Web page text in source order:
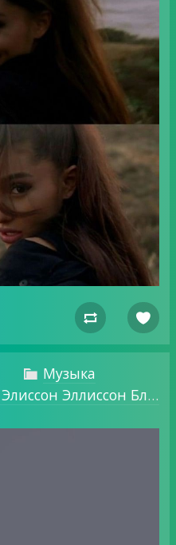
 
 Музыка
Лина Оля Луна Элиссон Эллиссон Блог о том, о чем хочу.